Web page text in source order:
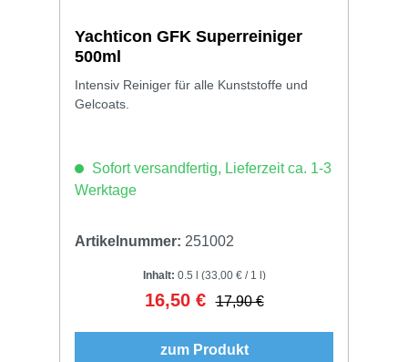
Yachticon GFK Superreiniger
500ml
Intensiv Reiniger für alle Kunststoffe und
Gelcoats.
Sofort versandfertig, Lieferzeit ca. 1-3
Werktage
Artikelnummer: 251002
Inhalt: 0.5 l (33,00 € / 1 l)
Verkaufspreis:
16,50 € Regulärer Preis:
17,90 €
zum Produkt